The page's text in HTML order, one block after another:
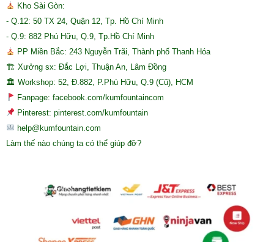
Kho Sài Gòn:
- Q.12: 50 TX 24, Quận 12, Tp. Hồ Chí Minh
- Q.9: 882 Phú Hữu, Q.9, Tp.Hồ Chí Minh
PP Miền Bắc: 243 Nguyễn Trãi, Thành phố Thanh Hóa
🏗 Xưởng sx: Đắc Lợi, Thuận An, Lâm Đồng
🏛 Workshop: 52, Đ.882, P.Phú Hữu, Q.9 (Cũ), HCM
Fanpage: facebook.com/kumfountaincom
Pinterest: pinterest.com/kumfountain
help@kumfountain.com
Làm thế nào chúng ta có thể giúp đỡ?